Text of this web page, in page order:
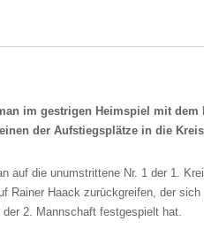
im gestrigen Heimspiel mit dem
der Aufstiegsplätze in die
auf die unumstrittene Nr. 1 der 1.
Rainer Haack zurückgreifen, der sich
2. Mannschaft festgespielt hat.